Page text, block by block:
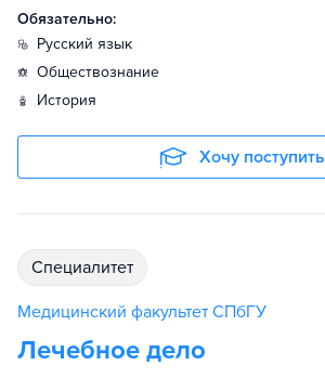
Обязательно:
русский язык
обществознание
история
Хочу поступить
специалитет
Медицинский факультет СПбГУ
Лечебное дело